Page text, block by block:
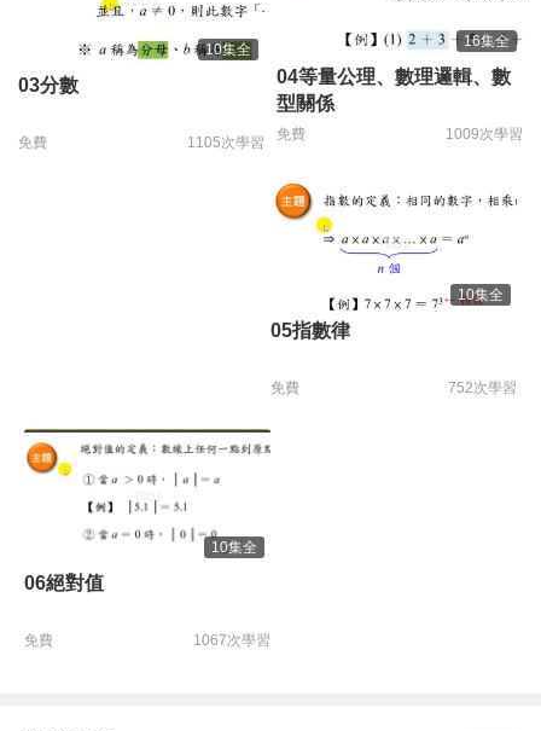
10集全
03分數
免費 1105次學習
16集全
04等量公理、數理邏輯、數
型關係
免費 1009次學習
10集全
05指數律
免費 752次學習
10集全
06絕對值
免費 1067次學習